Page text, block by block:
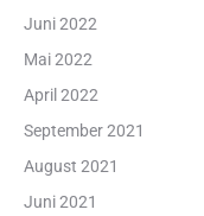
Juni 2022
Mai 2022
April 2022
September 2021
August 2021
Juni 2021